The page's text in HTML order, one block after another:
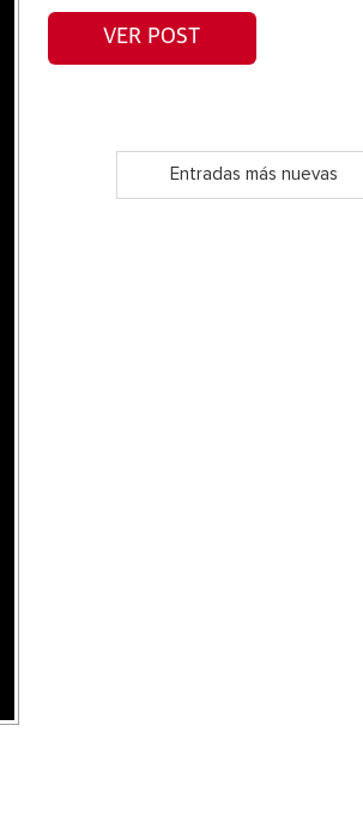
VER POST
Entradas más nuevas